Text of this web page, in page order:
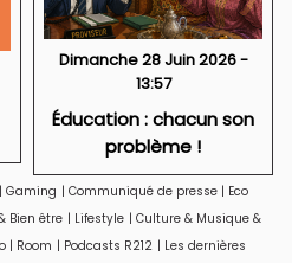
Dimanche 28 Juin 2026 -
13:57
Éducation : chacun son
problème !
| Gaming | Communiqué de presse | Eco
Bien être | Lifestyle | Culture & Musique &
| Room | Podcasts R212 | Les dernières